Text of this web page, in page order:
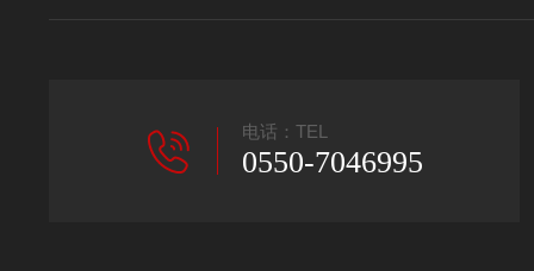
电话：TEL
0550-7046995